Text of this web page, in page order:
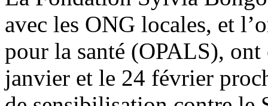
avec les ONG locales, et
pour la santé (OPALS), ont
janvier et le 24 février